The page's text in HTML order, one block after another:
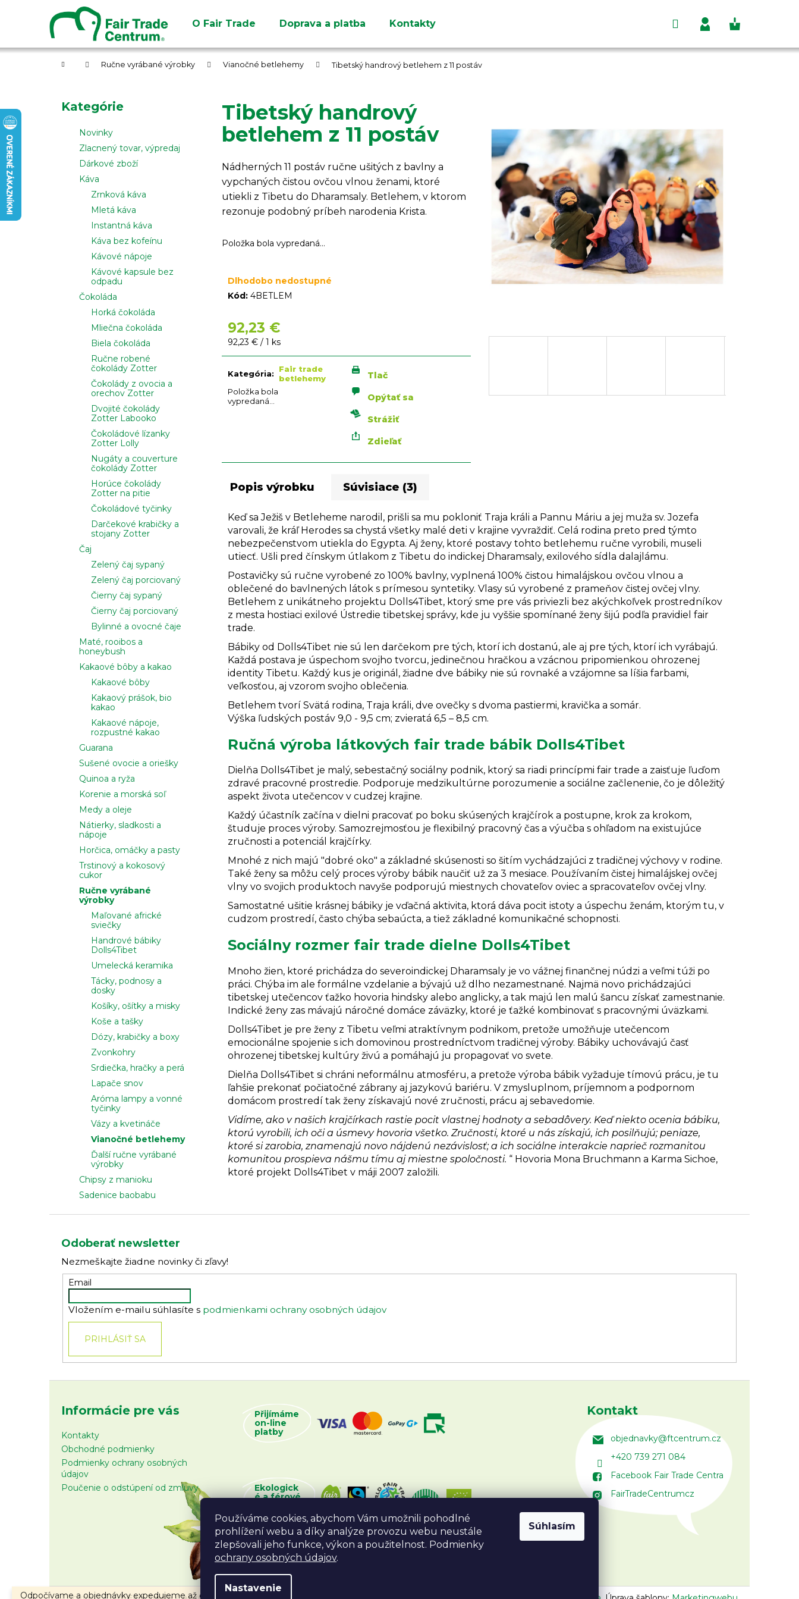
Používáme cookies, abychom Vám umožnili pohodlné
prohlížení webu a díky analýze provozu webu neustále
zlepšovali jeho funkce, výkon a použitelnost. Podmienky
ochrany osobných údajov.
Nastavenie
Súhlasím
Odpočívame a objednávky expedujeme až od 10.8.2026.
O Fair Trade Doprava a platba Kontakty
Hľadať
Prihlásenie
Nákupný
Domov Ručne vyrábané výrobky Vianočné betlehemy Tibetský handrový betlehem z 11 postáv
Preskočiť
kategórie
Kategórie
Novinky
Zlacnený tovar, výpredaj
Dárkové zboží
Káva
Zrnková káva
Mletá káva
Instantná káva
Káva bez kofeínu
Kávové nápoje
Kávové kapsule bez
odpadu
Čokoláda
Horká čokoláda
Mliečna čokoláda
Biela čokoláda
Ručne robené
čokolády Zotter
Čokolády z ovocia a
orechov Zotter
Dvojité čokolády
Zotter Labooko
Čokoládové lízanky
Zotter Lolly
Nugáty a couverture
čokolády Zotter
Horúce čokolády
Zotter na pitie
Čokoládové tyčinky
Darčekové krabičky a
stojany Zotter
Čaj
Zelený čaj sypaný
Zelený čaj porciovaný
Čierny čaj sypaný
Čierny čaj porciovaný
Bylinné a ovocné čaje
Maté, rooibos a
honeybush
Kakaové bôby a kakao
Kakaové bôby
Kakaový prášok, bio
kakao
Kakaové nápoje,
rozpustné kakao
Guarana
Sušené ovocie a oriešky
Quinoa a ryža
Korenie a morská soľ
Medy a oleje
Nátierky, sladkosti a
nápoje
Horčica, omáčky a pasty
Trstinový a kokosový
cukor
Ručne vyrábané
výrobky
Maľované africké
sviečky
Handrové bábiky
Dolls4Tibet
Umelecká keramika
Tácky, podnosy a
dosky
Košíky, ošítky a misky
Koše a tašky
Dózy, krabičky a boxy
Zvonkohry
Srdiečka, hračky a perá
Lapače snov
Aróma lampy a vonné
tyčinky
Vázy a kvetináče
Vianočné betlehemy
Ďalší ručne vyrábané
výrobky
Chipsy z manioku
Sadenice baobabu
Tibetský handrový
betlehem z 11 postáv
Nádherných 11 postáv ručne ušitých z bavlny a
vypchaných čistou ovčou vlnou ženami, ktoré
utiekli z Tibetu do Dharamsaly. Betlehem, v ktorom
rezonuje podobný príbeh narodenia Krista.
Položka bola vypredaná…
Dlhodobo nedostupné
Kód: 4BETLEM
92,23 €
Jednotková
cena:
92,23 € / 1 ks
Kategória:
Fair trade
betlehemy
Položka bola
vypredaná…
Tlač
Opýtať sa
Strážiť
Zdieľať
Popis výrobku Súvisiace (3)
Keď sa Ježiš v Betleheme narodil, prišli sa mu pokloniť Traja králi a Pannu Máriu a jej muža sv. Jozefa
varovali, že kráľ Herodes sa chystá všetky malé deti v krajine vyvraždiť. Celá rodina preto pred týmto
nebezpečenstvom utiekla do Egypta. Aj ženy, ktoré postavy tohto betlehemu ručne vyrobili, museli
utiecť. Ušli pred čínskym útlakom z Tibetu do indickej Dharamsaly, exilového sídla dalajlámu.
Postavičky sú ručne vyrobené zo 100% bavlny, vyplnená 100% čistou himalájskou ovčou vlnou a
oblečené do bavlnených látok s prímesou syntetiky. Vlasy sú vyrobené z prameňov čistej ovčej vlny.
Betlehem z unikátneho projektu Dolls4Tibet, ktorý sme pre vás priviezli bez akýchkoľvek prostredníkov
z mesta hostiaci exilové Ústredie tibetskej správy, kde ju vyššie spomínané ženy šijú podľa pravidiel fair
trade.
Bábiky od Dolls4Tibet nie sú len darčekom pre tých, ktorí ich dostanú, ale aj pre tých, ktorí ich vyrábajú.
Každá postava je úspechom svojho tvorcu, jedinečnou hračkou a vzácnou pripomienkou ohrozenej
identity Tibetu. Každý kus je originál, žiadne dve bábiky nie sú rovnaké a vzájomne sa líšia farbami,
veľkosťou, aj vzorom svojho oblečenia.
Betlehem tvorí Svätá rodina, Traja králi, dve ovečky s dvoma pastiermi, kravička a somár.
Výška ľudských postáv 9,0 - 9,5 cm; zvieratá 6,5 – 8,5 cm.
Ručná výroba látkových fair trade bábik Dolls4Tibet
Dielňa Dolls4Tibet je malý, sebestačný sociálny podnik, ktorý sa riadi princípmi fair trade a zaisťuje ľuďom
zdravé pracovné prostredie. Podporuje medzikultúrne porozumenie a sociálne začlenenie, čo je dôležitý
aspekt života utečencov v cudzej krajine.
Každý účastník začína v dielni pracovať po boku skúsených krajčírok a postupne, krok za krokom,
študuje proces výroby. Samozrejmosťou je flexibilný pracovný čas a výučba s ohľadom na existujúce
zručnosti a potenciál krajčírky.
Mnohé z nich majú "dobré oko" a základné skúsenosti so šitím vychádzajúci z tradičnej výchovy v rodine.
Také ženy sa môžu celý proces výroby bábik naučiť už za 3 mesiace. Používaním čistej himalájskej ovčej
vlny vo svojich produktoch navyše podporujú miestnych chovateľov oviec a spracovateľov ovčej vlny.
Samostatné ušitie krásnej bábiky je vďačná aktivita, ktorá dáva pocit istoty a úspechu ženám, ktorým tu, v
cudzom prostredí, často chýba sebaúcta, a tiež základné komunikačné schopnosti.
Sociálny rozmer fair trade dielne Dolls4Tibet
Mnoho žien, ktoré prichádza do severoindickej Dharamsaly je vo vážnej finančnej núdzi a veľmi túži po
práci. Chýba im ale formálne vzdelanie a bývajú už dlho nezamestnané. Najmä novo prichádzajúci
tibetskej utečencov ťažko hovoria hindsky alebo anglicky, a tak majú len malú šancu získať zamestnanie.
Indické ženy zas mávajú náročné domáce záväzky, ktoré je ťažké kombinovať s pracovnými úväzkami.
Dolls4Tibet je pre ženy z Tibetu veľmi atraktívnym podnikom, pretože umožňuje utečencom
emocionálne spojenie s ich domovinou prostredníctvom tradičnej výroby. Bábiky uchovávajú časť
ohrozenej tibetskej kultúry živú a pomáhajú ju propagovať vo svete.
Dielňa Dolls4Tibet si chráni neformálnu atmosféru, a pretože výroba bábik vyžaduje tímovú prácu, je tu
ľahšie prekonať počiatočné zábrany aj jazykovú bariéru. V zmysluplnom, príjemnom a podpornom
domácom prostredí tak ženy získavajú nové zručnosti, prácu aj sebavedomie.
Vidíme, ako v našich krajčírkach rastie pocit vlastnej hodnoty a sebadôvery. Keď niekto ocenia bábiku,
ktorú vyrobili, ich oči a úsmevy hovoria všetko. Zručnosti, ktoré u nás získajú, ich posilňujú; peniaze,
ktoré si zarobia, znamenajú novo nájdenú nezávislosť; a ich sociálne interakcie naprieč rozmanitou
komunitou prospieva nášmu tímu aj miestne spoločnosti. “ Hovoria Mona Bruchmann a Karma Sichoe,
ktoré projekt Dolls4Tibet v máji 2007 založili.
í
Späť
do
Späť
do
Čo potrebujete nájsť?
HĽADAŤ
Odoberať newsletter
Nezmeškajte žiadne novinky či zľavy!
Email
Vložením e-mailu súhlasíte s podmienkami ochrany osobných údajov
PRIHLÁSIŤ SA
Informácie pre vás
Kontakty
Obchodné podmienky
Podmienky ochrany osobných
údajov
Poučenie o odstúpení od zmluvy
Přijímáme
on-line
platby
Ekologick
é a férové
Kontakt
objednavky@ftcentrum.cz
+420 739 271 084
Facebook Fair Trade Centra
FairTradeCentrumcz